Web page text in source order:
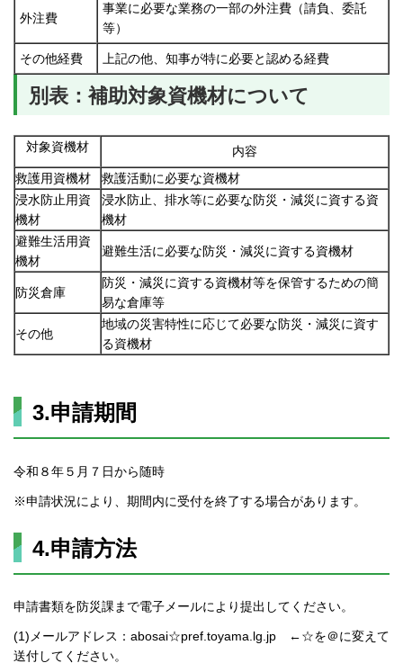
外注費
事業に必要な業務の一部の外注費（請負、委託
等）
その他経費 上記の他、知事が特に必要と認める経費
別表：補助対象資機材について
対象資機材
内容
救護用資機材
救護活動に必要な資機材
浸水防止用資
機材
浸水防止、排水等に必要な防災・減災に資する資
機材
避難生活用資
機材
避難生活に必要な防災・減災に資する資機材
防災倉庫
防災・減災に資する資機材等を保管するための簡
易な倉庫等
その他
地域の災害特性に応じて必要な防災・減災に資す
る資機材
3.申請期間
令和８年５月７日から随時
※申請状況により、期間内に受付を終了する場合があります。
4.申請方法
申請書類を防災課まで電子メールにより提出してください。
(1)メールアドレス：abosai☆pref.toyama.lg.jp ←☆を＠に変えて
送付してください。